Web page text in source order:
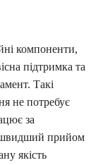
компоненти,
підтримка та
Такі
не потребує
за
швидший прийом
якість